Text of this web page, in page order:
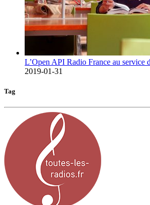
L’Open API Radio France au service
2019-01-31
Tag